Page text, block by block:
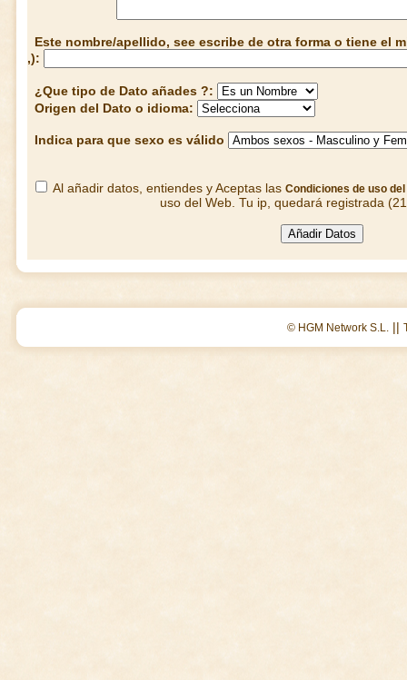
Este nombre/apellido, see escribe de otra forma o tiene el
,):
¿Que tipo de Dato añades ?:
Origen del Dato o idioma:
Indica para que sexo es válido
Al añadir datos, entiendes y Aceptas las Condiciones de uso del
uso del Web. Tu ip, quedará registrada
© HGM Network S.L. ||